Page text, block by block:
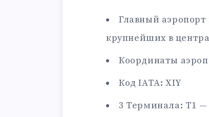
Главный
крупнейших в
Координаты
Код IATA: XIY
3 Терминала: T1